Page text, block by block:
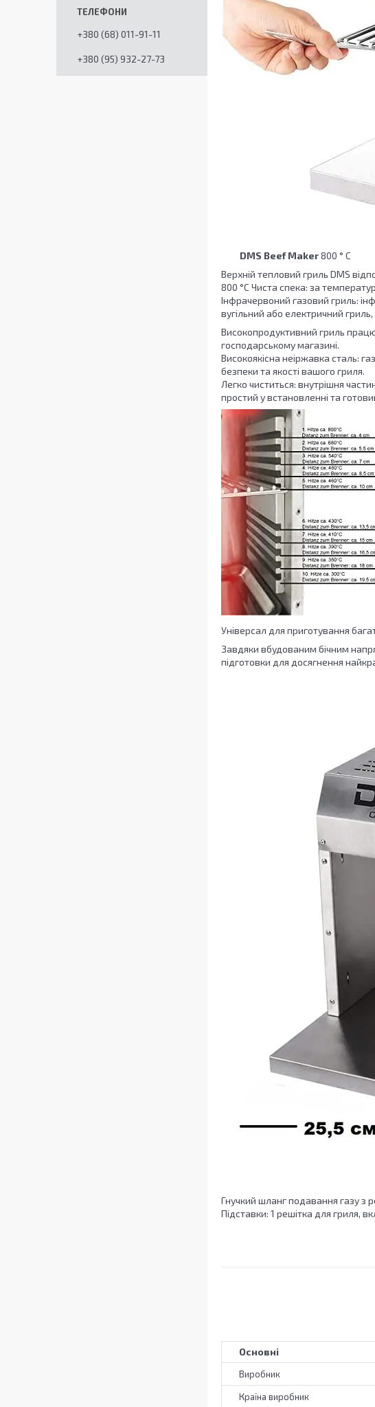
DMS Beef Maker800 ° C
Верхній тепловий гриль DMS
800 °C Чиста спека: за
Інфрачервоний газовий гриль:
вугільний або електричний
Високопродуктивний гриль
господарському магазині.
Високоякісна неіржавка сталь:
безпеки та якості вашого гриля.
Легко чиститься: внутрішня
простий у встановленні та
Універсал для приготування
Завдяки вбудованим бічним
підготовки для досягнення
Гнучкий шланг подавання газу з
Підставки: 1 решітка для гриля,
Основні
Виробник
Країна виробник
+380 (68) 011-91-11
+380 (95) 932-27-73